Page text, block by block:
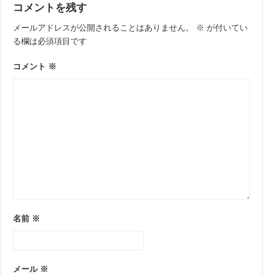
ゲ
ー
ョ
コメントを残す
メールアドレスが公開されることはありません。 ※ が付いてい
る欄は必須項目です
コメント ※
名前 ※
メール ※